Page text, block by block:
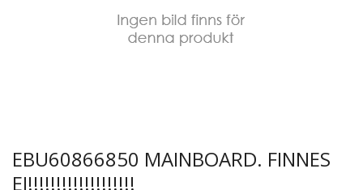
EBU60866850 MAINBOARD. FINNES
EJ!!!!!!!!!!!!!!!!!!!